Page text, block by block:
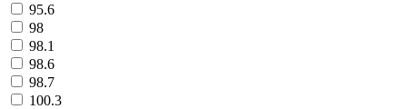
95.6
98
98.1
98.6
98.7
100.3